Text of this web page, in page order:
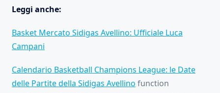
Leggi anche:
Basket Mercato Sidigas Avellino: Ufficiale Luca
Campani
Calendario Basketball Champions League: le Date
delle Partite della Sidigas Avellino function